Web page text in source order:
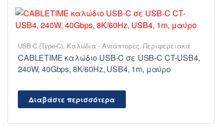
USB-C (Type-C), Καλώδια - Αντάπτορες,Περιφερειακά
CABLETIME καλώδιο USB-C σε USB-C CT-USB4,
240W, 40Gbps, 8K/60Hz, USB4, 1m, μαύρο
Διαβάστε περισσότερα